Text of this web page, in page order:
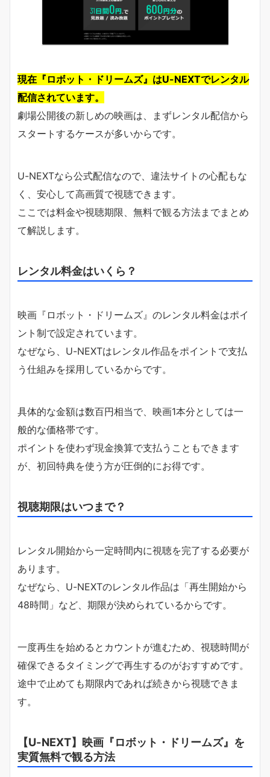
現在『ロボット・ドリームズ』はU-NEXTでレンタル
配信されています。
劇場公開後の新しめの映画は、まずレンタル配信から
スタートするケースが多いからです。
U-NEXTなら公式配信なので、違法サイトの心配もな
く、安心して高画質で視聴できます。
ここでは料金や視聴期限、無料で観る方法までまとめ
て解説します。
レンタル料金はいくら？
映画『ロボット・ドリームズ』のレンタル料金はポイ
ント制で設定されています。
なぜなら、U-NEXTはレンタル作品をポイントで支払
う仕組みを採用しているからです。
具体的な金額は数百円相当で、映画1本分としては一
般的な価格帯です。
ポイントを使わず現金換算で支払うこともできます
が、初回特典を使う方が圧倒的にお得です。
視聴期限はいつまで？
レンタル開始から一定時間内に視聴を完了する必要が
あります。
なぜなら、U-NEXTのレンタル作品は「再生開始から
48時間」など、期限が決められているからです。
一度再生を始めるとカウントが進むため、視聴時間が
確保できるタイミングで再生するのがおすすめです。
途中で止めても期限内であれば続きから視聴できま
す。
【U-NEXT】映画『ロボット・ドリームズ』を
実質無料で観る方法